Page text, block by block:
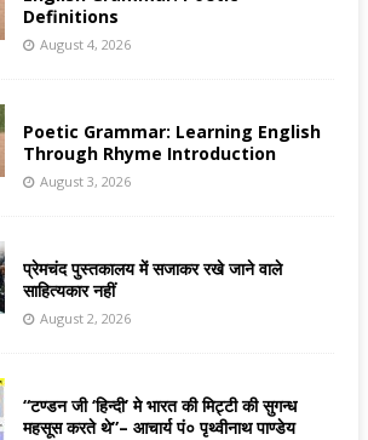
Definitions
August 4, 2026
Poetic Grammar: Learning English
Through Rhyme Introduction
August 3, 2026
प्रेमचंद पुस्तकालय में सजाकर रखे जाने वाले
साहित्यकार नहीं
August 2, 2026
“टण्डन जी ‘हिन्दी’ मे भारत की मिट्टी की सुगन्ध
महसूस करते थे”– आचार्य पं० पृथ्वीनाथ पाण्डेय